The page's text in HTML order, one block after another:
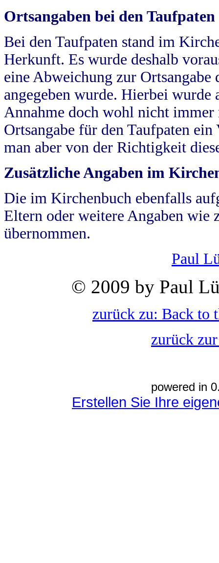
Ortsangaben bei den Taufpaten
Bei den Taufpaten stand im
Herkunft. Es wurde deshalb
eine Abweichung zur
angegeben wurde. Hierbei wurde
Annahme doch wohl nicht
Ortsangabe für den Taufpaten
man aber von der Richtigkeit
Zusätzliche Angaben im
Die im Kirchenbuch ebenfalls
Eltern oder weitere Angaben wie
übernommen.
Paul
© 2009 by Paul
zurück zu: Back to
zurück
powered in
Erstellen Sie Ihre